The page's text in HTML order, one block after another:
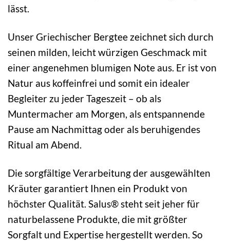
lässt.
Unser Griechischer Bergtee zeichnet sich durch
seinen milden, leicht würzigen Geschmack mit
einer angenehmen blumigen Note aus. Er ist von
Natur aus koffeinfrei und somit ein idealer
Begleiter zu jeder Tageszeit – ob als
Muntermacher am Morgen, als entspannende
Pause am Nachmittag oder als beruhigendes
Ritual am Abend.
Die sorgfältige Verarbeitung der ausgewählten
Kräuter garantiert Ihnen ein Produkt von
höchster Qualität. Salus® steht seit jeher für
naturbelassene Produkte, die mit größter
Sorgfalt und Expertise hergestellt werden. So